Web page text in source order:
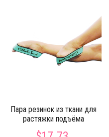
Пара резинок из ткани для
растяжки подъёма